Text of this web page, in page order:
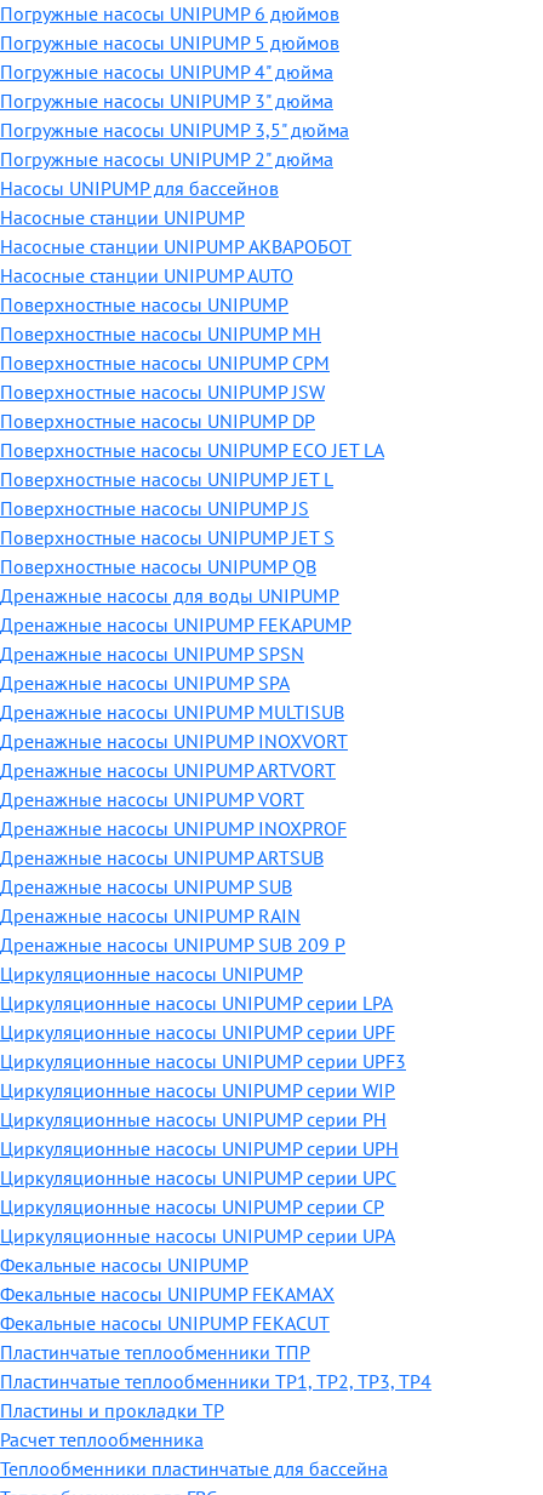
Погружные насосы UNIPUMP 6 дюймов
Погружные насосы UNIPUMP 5 дюймов
Погружные насосы UNIPUMP 4" дюйма
Погружные насосы UNIPUMP 3" дюйма
Погружные насосы UNIPUMP 3,5" дюйма
Погружные насосы UNIPUMP 2" дюйма
Насосы UNIPUMP для бассейнов
Насосные станции UNIPUMP
Насосные станции UNIPUMP АКВАРОБОТ
Насосные станции UNIPUMP AUTO
Поверхностные насосы UNIPUMP
Поверхностные насосы UNIPUMP MH
Поверхностные насосы UNIPUMP CPM
Поверхностные насосы UNIPUMP JSW
Поверхностные насосы UNIPUMP DP
Поверхностные насосы UNIPUMP ECO JET LA
Поверхностные насосы UNIPUMP JET L
Поверхностные насосы UNIPUMP JS
Поверхностные насосы UNIPUMP JET S
Поверхностные насосы UNIPUMP QB
Дренажные насосы для воды UNIPUMP
Дренажные насосы UNIPUMP FEKAPUMP
Дренажные насосы UNIPUMP SPSN
Дренажные насосы UNIPUMP SPA
Дренажные насосы UNIPUMP MULTISUB
Дренажные насосы UNIPUMP INOXVORT
Дренажные насосы UNIPUMP ARTVORT
Дренажные насосы UNIPUMP VORT
Дренажные насосы UNIPUMP INOXPROF
Дренажные насосы UNIPUMP ARTSUB
Дренажные насосы UNIPUMP SUB
Дренажные насосы UNIPUMP RAIN
Дренажные насосы UNIPUMP SUB 209 P
Циркуляционные насосы UNIPUMP
Циркуляционные насосы UNIPUMP серии LPA
Циркуляционные насосы UNIPUMP серии UPF
Циркуляционные насосы UNIPUMP серии UPF3
Циркуляционные насосы UNIPUMP серии WIP
Циркуляционные насосы UNIPUMP серии PH
Циркуляционные насосы UNIPUMP серии UPH
Циркуляционные насосы UNIPUMP серии UPC
Циркуляционные насосы UNIPUMP серии CP
Циркуляционные насосы UNIPUMP серии UPA
Фекальные насосы UNIPUMP
Фекальные насосы UNIPUMP FEKAMAX
Фекальные насосы UNIPUMP FEKACUT
Пластинчатые теплообменники ТПР
Пластинчатые теплообменники ТР1, ТР2, ТР3, ТР4
Пластины и прокладки ТР
Расчет теплообменника
Теплообменники пластинчатые для бассейна